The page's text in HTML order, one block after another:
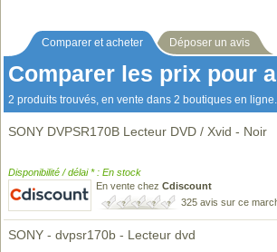
Comparer et acheter Déposer un avis
Comparer les prix pour
2 produits trouvés, en vente dans 2 boutiques en ligne.
SONY DVPSR170B Lecteur DVD / Xvid - Noir
Disponibilité / délai * : En stock
En vente chez Cdiscount
325 avis sur ce
SONY - dvpsr170b - Lecteur dvd